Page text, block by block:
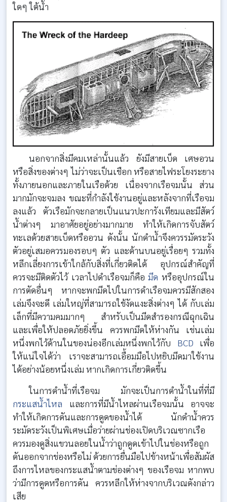
ใดๆ ใต้น้ำ
นอกจากสิ่งมีคมเหล่านั้นแล้ว ยังมีสายเบ็ด เศษอวน
หรือสิ่งของต่างๆ ไม่ว่าจะเป็นเชือก หรือสายไฟระโยงระยาง
ทั้งภายนอกและภายในเรือด้วย เนื่องจากเรือจมนั้น ส่วน
มากมักจะจมลง ขณะที่กำลังใช้งานอยู่และหลังจากที่เรือจม
ลงแล้ว ตัวเรือมักจะกลายเป็นแนวปะการังเทียมและมีสัตว์
น้ำต่างๆ มาอาศัยอยู่อย่างมากมาย ทำให้เกิดการจับสัตว์
ทะเลด้วยสายเบ็ดหรืออวน ดังนั้น นักดำน้ำจึงควรรมัดระวัง
ตัวอยู่เสมอควรมองรอบๆ ตัว และด้านบนอยู่เรื่อยๆ รวมทั้ง
หลีกเลี่ยงการเข้าใกล้กับสิ่งที่เกี่ยวติดได้ อุปกรณ์สำคัญที่
ควรจะมีติดตัวไว้ เวลาไปดำเรือจมก็คือมีด หรืออุปกรณ์ใน
การตัดอื่นๆ หากจะพกมีดไปในการดำเรือจมควรมีสักสอง
เล่มจึงจะดี เล่มใหญ่ที่สามารถใช้งัดแงะสิ่งต่างๆ ได้ กับเล่ม
เล็กที่มีความคมมากๆ สำหรับเป็นมีดสำรองกรณีฉุกเฉิน
และเพื่อให้ปลอดภัยยิ่งขึ้น ควรพกมีดให้ห่างกัน เช่นเล่ม
หนึ่งพกไว้ด้านในของน่องอีกเล่มหนึ่งพกไว้กับ BCD เพื่อ
ให้แน่ใจได้ว่า เราจะสามารถเอื้อมมือไปหยิบมีดมาใช้งาน
ได้อย่างน้อยหนึ่งเล่ม หากเกิดการเกี่ยวติดขึ้น
ในการดำน้ำที่เรือจม มักจะเป็นการดำน้ำในที่ที่มี
กระแสน้ำไหล และการที่มีน้ำไหลผ่านเรือจมนั้น อาจจะ
ทำให้เกิดการดันและการดูดของน้ำได้ นักดำน้ำควร
ระมัดระวังเป็นพิเศษเมื่อว่ายผ่านช่องเปิดบริเวณซากเรือ
ควรมองดูสิ่งแขวนลอยในน้ำว่าถูกดูดเข้าไปในช่องหรือถูก
ดันออกจากช่องหรือไม่ ด้วยการยื่นมือไปข้างหน้าเพื่อสัมผัส
ถึงการไหลของกระแสน้ำตามช่องต่างๆ ของเรือจม หากพบ
ว่ามีการดูดหรือการดัน ควรหลีกให้ห่างจากบริเวณดังกล่าว
เสีย